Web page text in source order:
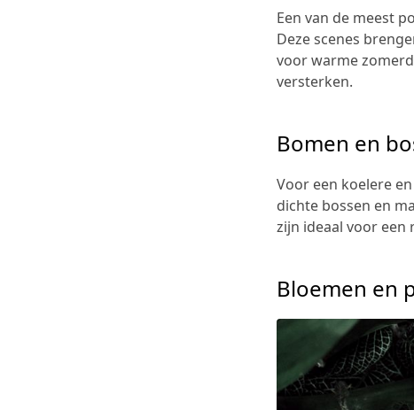
Een van de meest
Deze scenes
voor warme
versterken.
Bomen en
Voor een koelere
dichte bossen en
zijn ideaal voor
Bloemen en